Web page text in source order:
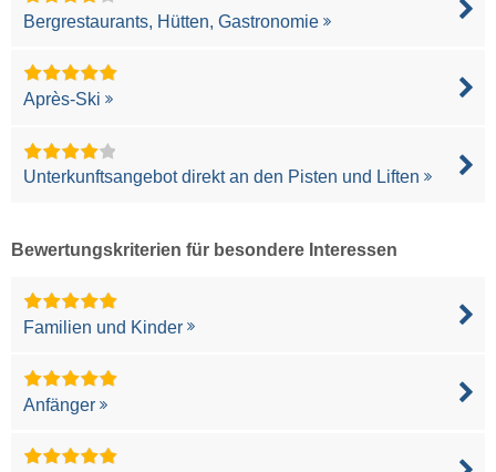
Bergrestaurants, Hütten, Gastronomie
Après-Ski
Unterkunftsangebot direkt an den Pisten und Liften
Bewertungskriterien für besondere Interessen
Familien und Kinder
Anfänger